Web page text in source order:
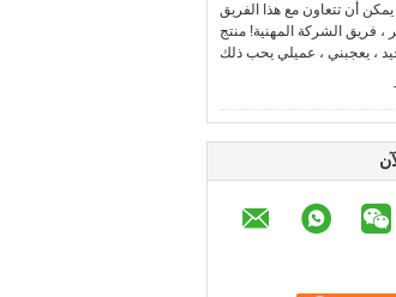
يمكن أن تتعاون مع هذا الفريق
، فريق الشركة المهنية! منتج